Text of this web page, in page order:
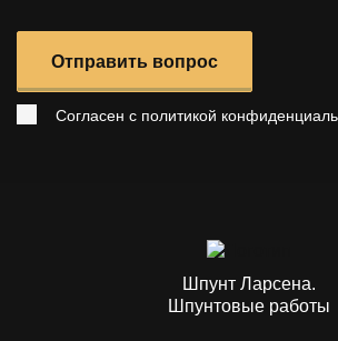
Отправить вопрос
Согласен с политикой
Шпунт Ларсена.
Шпунтовые работы